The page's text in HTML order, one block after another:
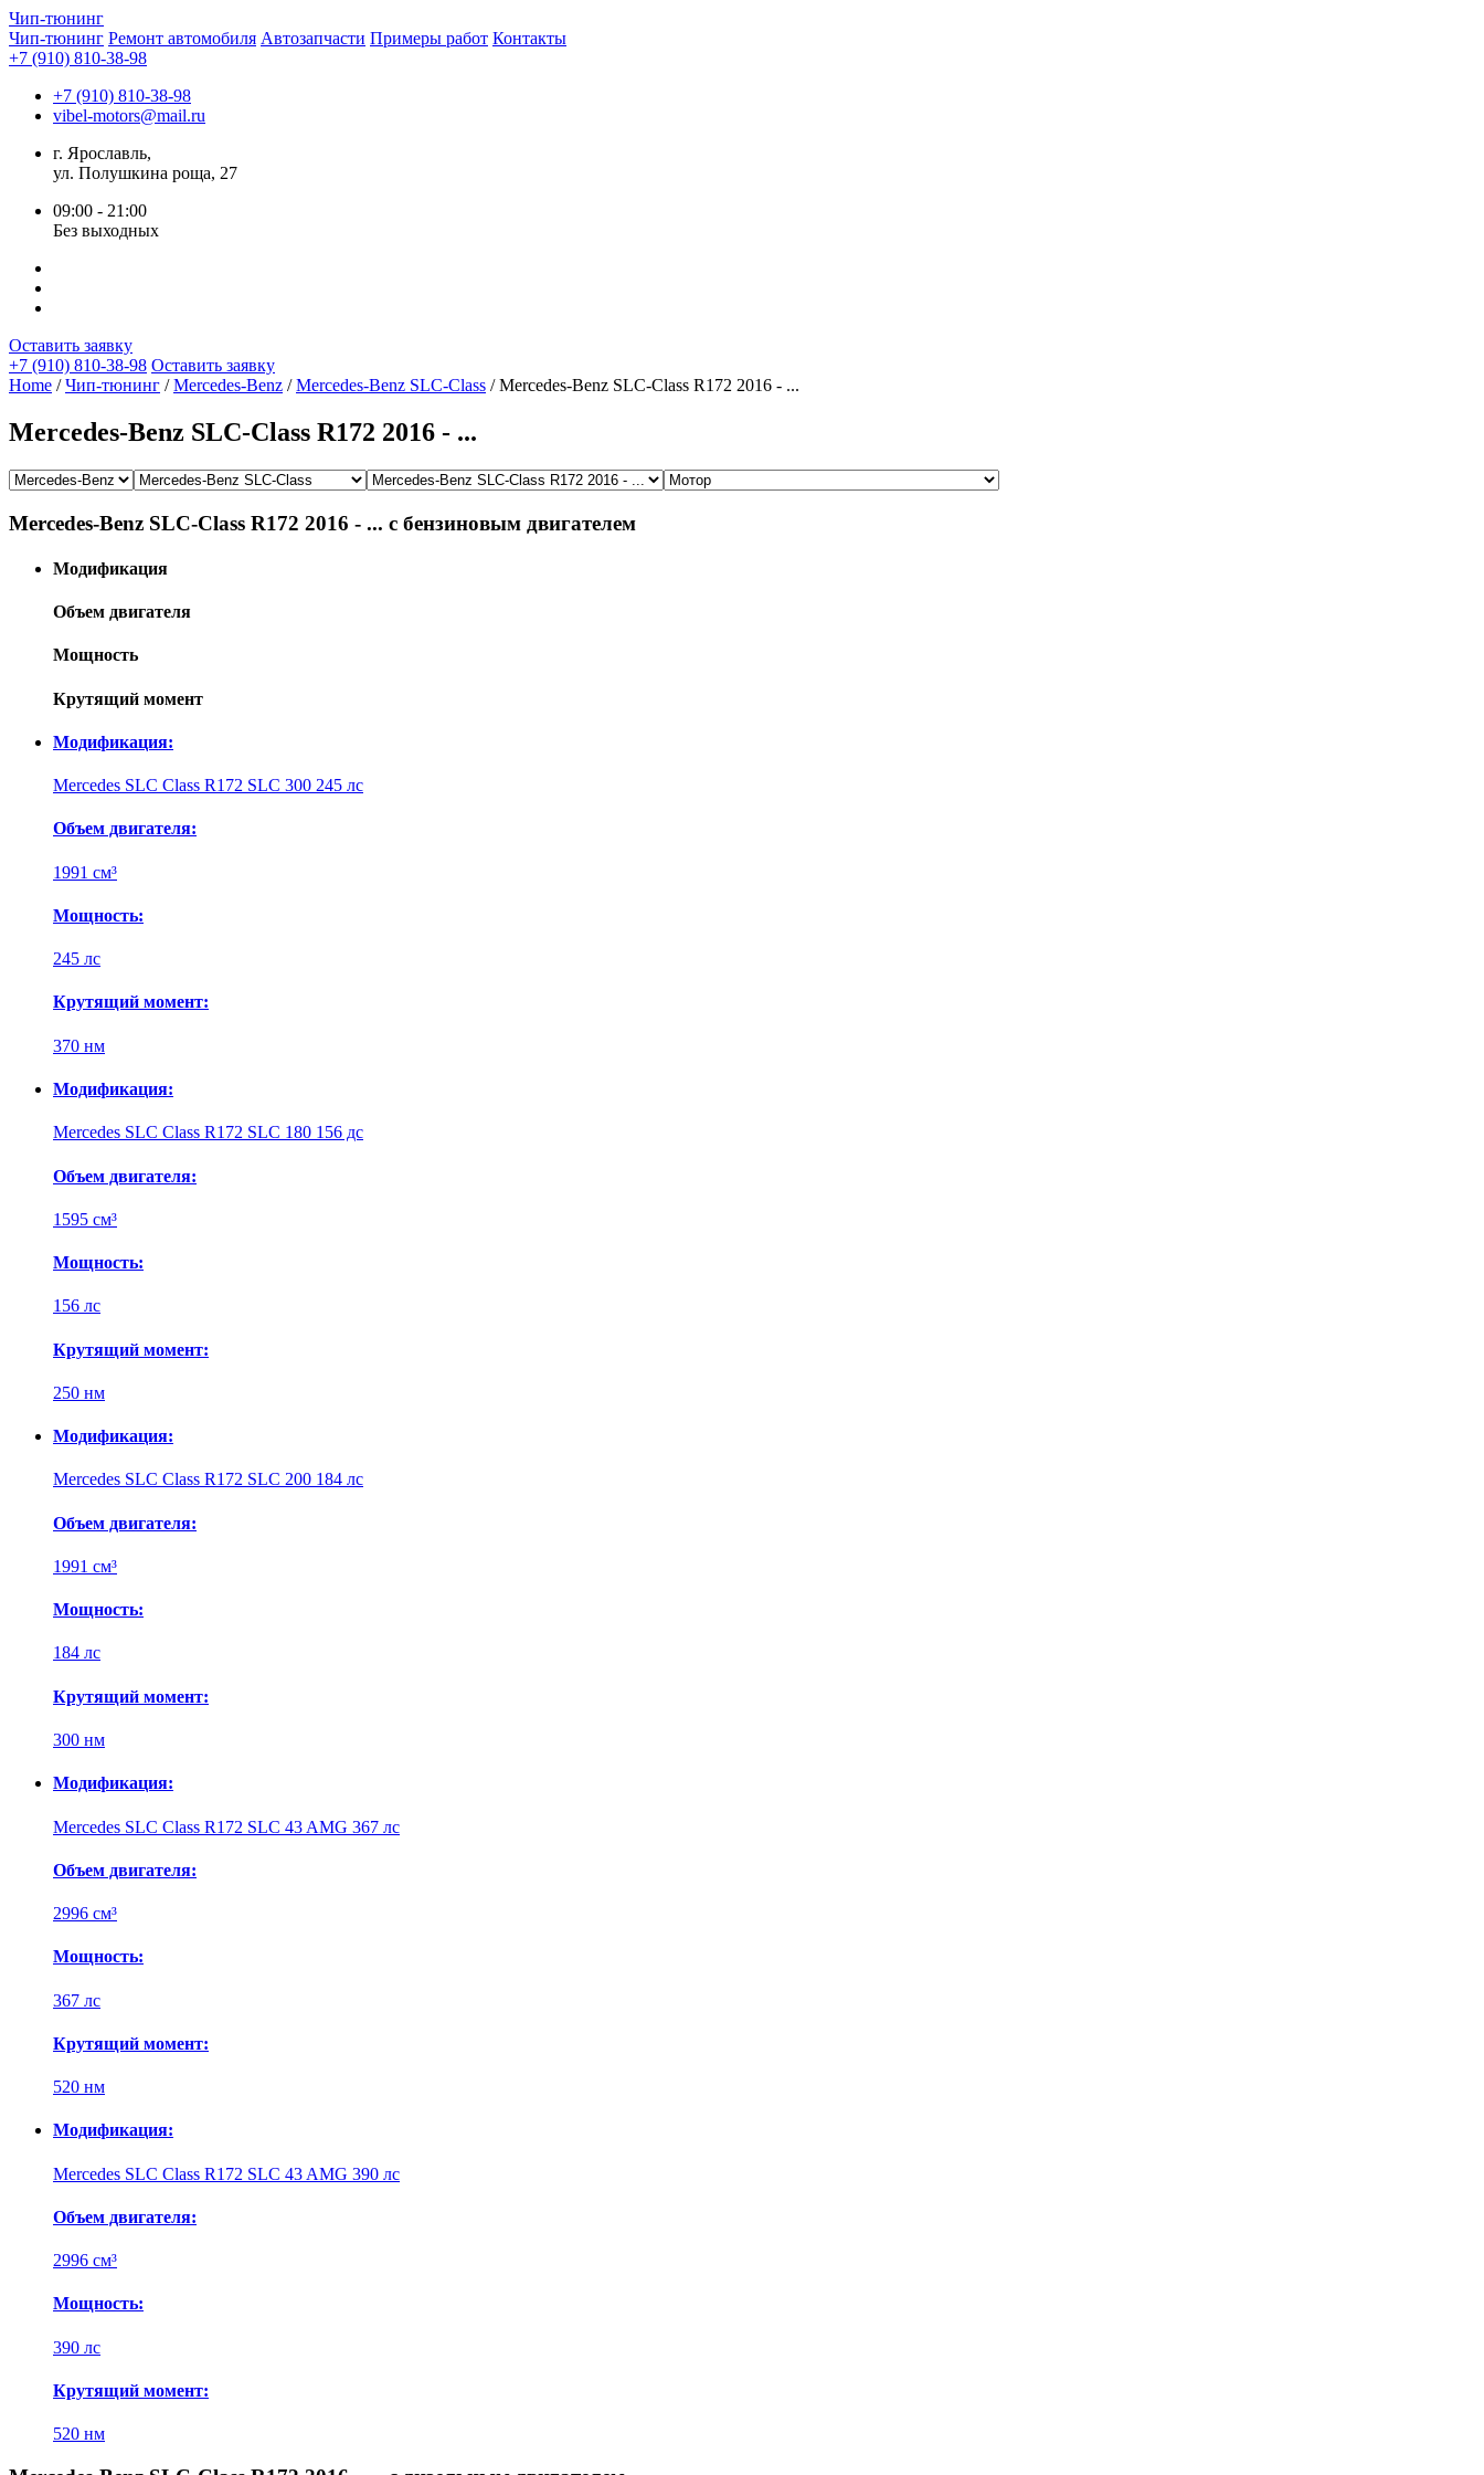
Чип-тюнинг
Чип-тюнинг Ремонт автомобиля Автозапчасти Примеры работ Контакты
+7 (910) 810-38-98
+7 (910) 810-38-98
vibel-motors@mail.ru
г. Ярославль,
ул. Полушкина роща, 27
09:00 - 21:00
Без выходных
Оставить заявку
+7 (910) 810-38-98 Оставить заявку
Home /Чип-тюнинг /Mercedes-Benz /Mercedes-Benz SLC-Class / Mercedes-Benz SLC-Class R172 2016 - ...
Mercedes-Benz SLC-Class R172 2016 - ...
Mercedes-Benz SLC-Class R172 2016 - ... с бензиновым двигателем
Модификация
Объем двигателя
Мощность
Крутящий момент
Модификация:
Mercedes SLC Class R172 SLC 300 245 лс
Объем двигателя:
1991 см³
Мощность:
245 лс
Крутящий момент:
370 нм
Модификация:
Mercedes SLC Class R172 SLC 180 156 дс
Объем двигателя:
1595 см³
Мощность:
156 лс
Крутящий момент:
250 нм
Модификация:
Mercedes SLC Class R172 SLC 200 184 лс
Объем двигателя:
1991 см³
Мощность:
184 лс
Крутящий момент:
300 нм
Модификация:
Mercedes SLC Class R172 SLC 43 AMG 367 лс
Объем двигателя:
2996 см³
Мощность:
367 лс
Крутящий момент:
520 нм
Модификация:
Mercedes SLC Class R172 SLC 43 AMG 390 лс
Объем двигателя:
2996 см³
Мощность:
390 лс
Крутящий момент:
520 нм